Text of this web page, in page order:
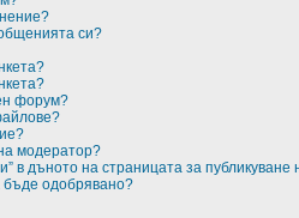
си?
форум?
модератор?
в дъното на страницата за
одобрявано?